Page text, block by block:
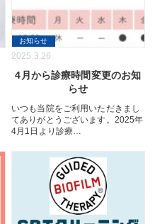
お知らせ
2025.3.26
4月から診療時間変更のお知
らせ
いつも当院をご利用いただきまし
てありがとうございます。2025年
4月1日より診療…